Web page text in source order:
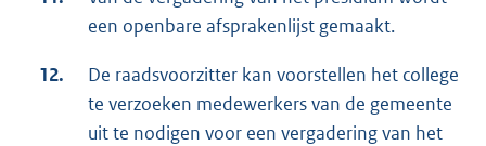
een openbare afsprakenlijst gemaakt.
12.
De raadsvoorzitter kan voorstellen het college
te verzoeken medewerkers van de gemeente
uit te nodigen voor een vergadering van het